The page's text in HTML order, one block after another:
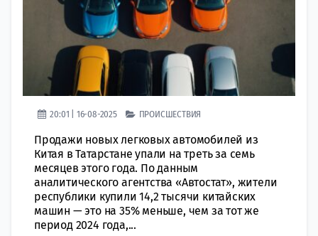
20:01 | 16-08-2025 ПРОИСШЕСТВИЯ
Продажи новых легковых автомобилей из
Китая в Татарстане упали на треть за семь
месяцев этого года. По данным
аналитического агентства «Автостат», жители
республики купили 14,2 тысячи китайских
машин — это на 35% меньше, чем за тот же
период 2024 года,...